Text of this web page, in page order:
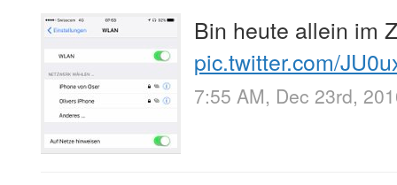
Bin heute allein im
pic.twitter.com/
7:55 AM, Dec 23rd,